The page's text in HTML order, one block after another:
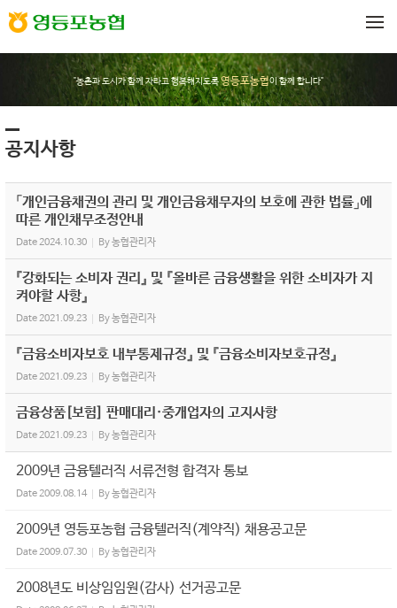
"농촌과 도시가 함께 자라고 행복해지도록영등포농협이 함께 합니다"
공지사항
「개인금융채권의 관리 및 개인금융채무자의 보호에 관한 법률」에
따른 개인채무조정안내
Date2024.10.30 By농협관리자
『강화되는 소비자 권리』 및 『올바른 금융생활을 위한 소비자가 지
켜야할 사항』
Date2021.09.23 By농협관리자
『금융소비자보호 내부통제규정』 및 『금융소비자보호규정』
Date2021.09.23 By농협관리자
금융상품[보험] 판매대리·중개업자의 고지사항
Date2021.09.23 By농협관리자
2009년 금융텔러직 서류전형 합격자 통보
Date2009.08.14 By농협관리자
2009년 영등포농협 금융텔러직(계약직) 채용공고문
Date2009.07.30 By농협관리자
2008년도 비상임임원(감사) 선거공고문